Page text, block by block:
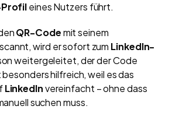
eines Nutzers führt.
QR-Codemit seinem
scannt, wird er sofort zum LinkedIn-
weitergeleitet, der der Code
hilfreich, weil es das
LinkedInvereinfacht – ohne dass
suchen muss.